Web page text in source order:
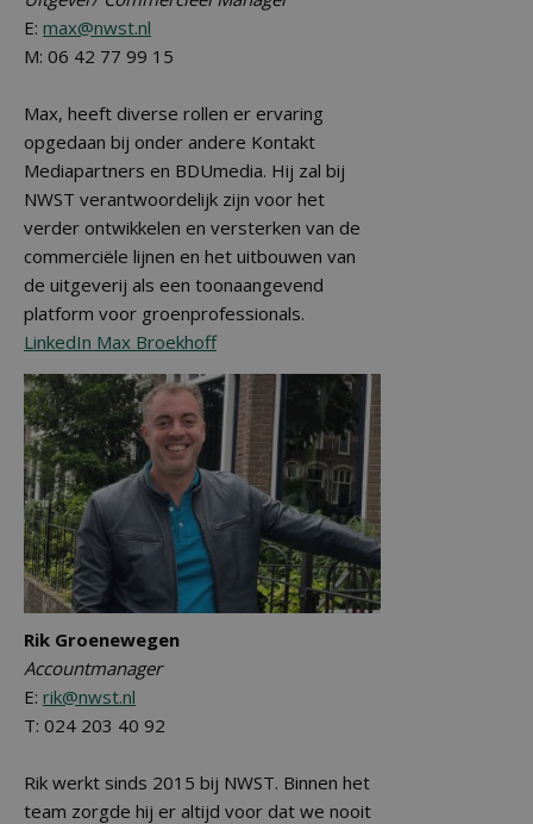
E: max@nwst.nl
M: 06 42 77 99 15
Max, heeft diverse rollen er ervaring
opgedaan bij onder andere Kontakt
Mediapartners en BDUmedia. Hij zal bij
NWST verantwoordelijk zijn voor het
verder ontwikkelen en versterken van de
commerciële lijnen en het uitbouwen van
de uitgeverij als een toonaangevend
platform voor groenprofessionals.
LinkedIn Max Broekhoff
Rik Groenewegen
Accountmanager
E: rik@nwst.nl
T: 024 203 40 92
Rik werkt sinds 2015 bij NWST. Binnen het
team zorgde hij er altijd voor dat we nooit